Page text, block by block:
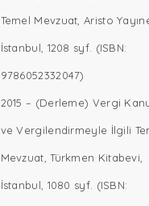
Temel Mevzuat, Aristo
İstanbul, 1208 syf. (ISBN:
9786052332047)
2015 – (Derleme) Vergi
ve Vergilendirmeyle İlgili
Mevzuat, Türkmen Kitabevi,
İstanbul, 1080 syf. (ISBN: